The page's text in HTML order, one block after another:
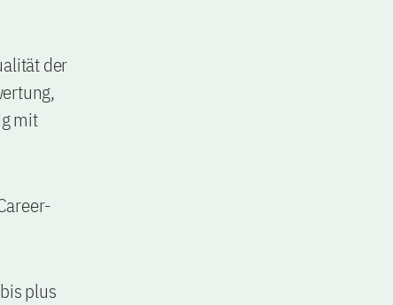
der
mit
plus